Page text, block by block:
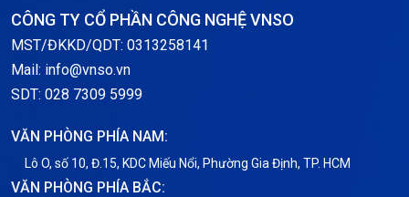
CÔNG TY CỔ PHẦN CÔNG NGHỆ VNSO
MST/ĐKKD/QDT: 0313258141
Mail: info@vnso.vn
SDT: 028 7309 5999
VĂN PHÒNG PHÍA NAM:
Lô O, số 10, Đ.15, KDC Miếu Nổi, Phường Gia Định, TP. HCM
VĂN PHÒNG PHÍA BẮC: